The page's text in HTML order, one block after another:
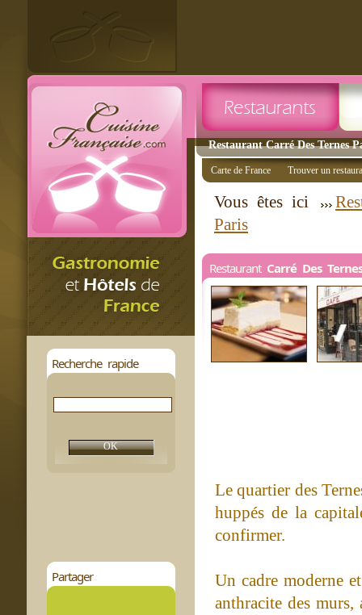
Restaurant Carré Des Ternes
Recherche rapide
Partager
Carte de France Trouver un
Vous êtes ici
Paris
Restaurant Carré Des Ternes
Le quartier des
huppés de la
confirmer.
Un cadre moderne
anthracite des